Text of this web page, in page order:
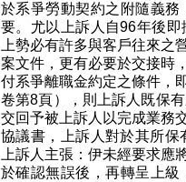
於系爭勞動契約之附隨義
要。尤以上訴人自96年後
上勢必有許多與客戶往來
案文件，更有必要於交接時
付系爭離職金約定之條件，
卷第8頁），則上訴人既保
交回予被上訴人以完成業務
協議書，上訴人對於其所保
上訴人主張：伊未經要求應
於確認無誤後，再轉呈上